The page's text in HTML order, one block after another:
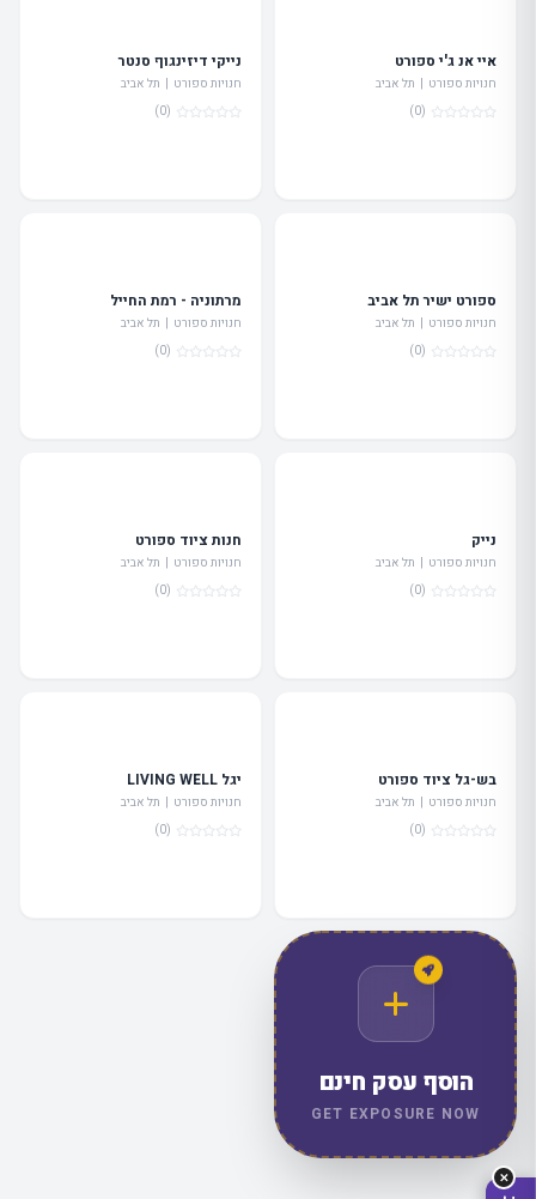
מהמחפשים
איי אנ ג'י ספורט
חנויות ספורט | תל אביב
(0)
נייקי דיזינגוף סנטר
חנויות ספורט | תל אביב
(0)
ספורט ישיר תל אביב
חנויות ספורט | תל אביב
(0)
מרתוניה - רמת החייל
חנויות ספורט | תל אביב
(0)
נייק
חנויות ספורט | תל אביב
(0)
חנות ציוד ספורט
חנויות ספורט | תל אביב
(0)
בש-גל ציוד ספורט
חנויות ספורט | תל אביב
(0)
יגל LIVING WELL
חנויות ספורט | תל אביב
(0)
הוסף עסק חינם
GET EXPOSURE NOW
✕